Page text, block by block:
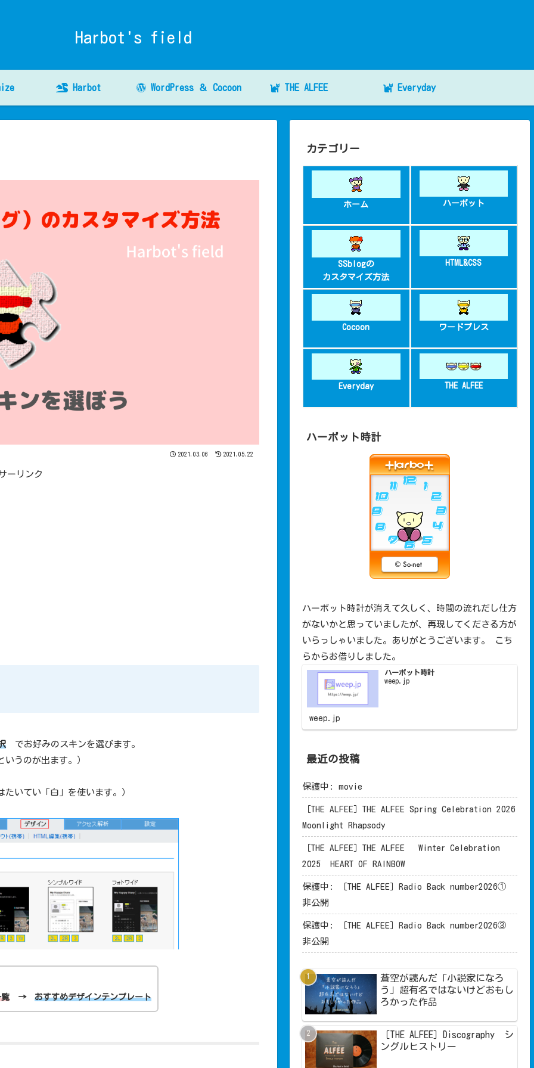
Harbot's field
Harbot WordPress ＆ Cocoon THE ALFEE Everyday
2021.03.06 2021.05.22
ーリンク
でお好みのスキンを選びます。
うのが出ます。）
いてい「白」を使います。）
→おすすめデザインテンプレート
カテゴリー
ホーム ハーボット
SSblogの
カスタマイズ方法
HTML&CSS
Cocoon ワードプレス
Everyday THE ALFEE
ハーボット時計
ハーボット時計が消えて久しく、時間の流れだし仕方
がないかと思っていましたが、再現してくださる方が
いらっしゃいました。ありがとうございます。 こち
らからお借りしました。
ハーボット時計
weep​.jp
weep.jp
最近の投稿
保護中: movie
［THE ALFEE］THE ALFEE Spring Celebration 2026
Moonlight Rhapsody
［THE ALFEE］THE ALFEE Winter Celebration
2025 HEART OF RAINBOW
保護中: ［THE ALFEE］Radio Back number2026①
非公開
保護中: ［THE ALFEE］Radio Back number2026③
非公開
蒼空が読んだ「小説家になろ
う」超有名ではないけどおもし
ろかった作品
［THE ALFEE］Discography シ
ングルヒストリー